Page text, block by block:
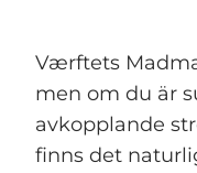
Værftets
men om du är
avkopplande
finns det